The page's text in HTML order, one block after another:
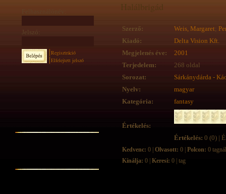
Jelszó:
Regisztráció
Elfelejtett jelszó
Halálbrigád
Szerző: Weis, Margaret;
Kiadó:
Delta Vision Kft.
Megjelenés éve:
2001
Terjedelem:
268 oldal
Sorozat:
Sárkánydárda -
Nyelv:
magyar
Kategória:
fantasy
Értékelés:
Értékelés: 0 (0) |
Kedvenc: 0 | Olvasott: 0 | Polcon: 0 tagnál
Kínálja: 0 | Keresi: 0 | tag